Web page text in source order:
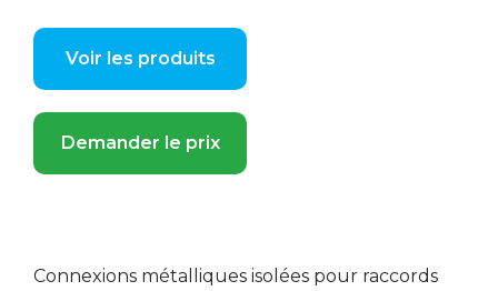
Voir les produits
Demander le prix
Connexions métalliques isolées pour raccords